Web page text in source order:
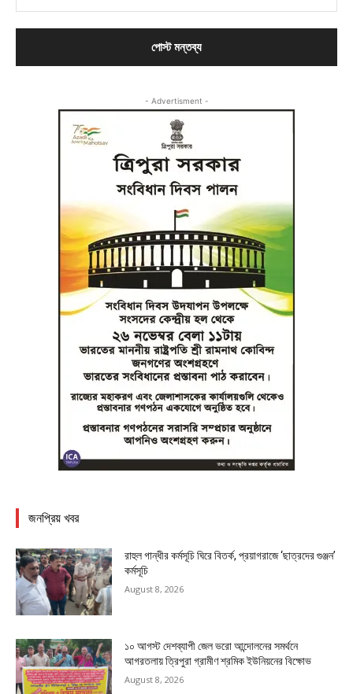
- Advertisment -
জনপ্রিয় খবর
রাহুল গান্ধীর কর্মসূচি ঘিরে বিতর্ক, প্রয়াগরাজে ‘ছাত্রদের গুঞ্জন’
কর্মসূচি
August 8, 2026
১০ আগস্ট দেশব্যাপী জেল ভরো আন্দোলনের সমর্থনে
আগরতলায় ত্রিপুরা গ্রামীণ শ্রমিক ইউনিয়নের বিক্ষোভ
August 8, 2026